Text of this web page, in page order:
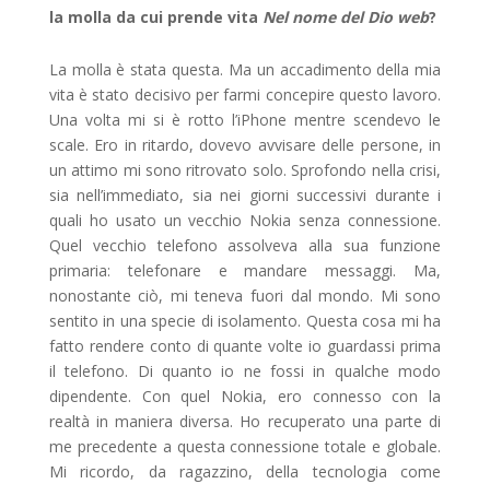
la molla da cui prende vita Nel nome del Dio web?
La molla è stata questa. Ma un accadimento della mia
vita è stato decisivo per farmi concepire questo lavoro.
Una volta mi si è rotto l’iPhone mentre scendevo le
scale. Ero in ritardo, dovevo avvisare delle persone, in
un attimo mi sono ritrovato solo. Sprofondo nella crisi,
sia nell’immediato, sia nei giorni successivi durante i
quali ho usato un vecchio Nokia senza connessione.
Quel vecchio telefono assolveva alla sua funzione
primaria: telefonare e mandare messaggi. Ma,
nonostante ciò, mi teneva fuori dal mondo. Mi sono
sentito in una specie di isolamento. Questa cosa mi ha
fatto rendere conto di quante volte io guardassi prima
il telefono. Di quanto io ne fossi in qualche modo
dipendente. Con quel Nokia, ero connesso con la
realtà in maniera diversa. Ho recuperato una parte di
me precedente a questa connessione totale e globale.
Mi ricordo, da ragazzino, della tecnologia come